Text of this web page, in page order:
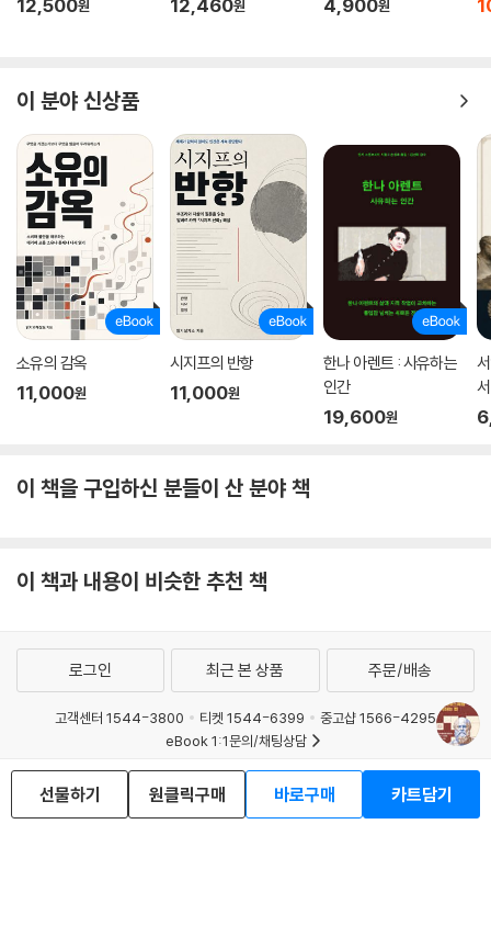
손에 잡히는 실체가 없어.”
안 뒤에 남을 대가를 계산하게 한다. 즉 이 책은 “좋은 질문을 하라”는 말을
크라테스처럼 생각하는 법』은 소크라테스를 아는 책이 아니다. 소크라테
떤 사람은 그와 단 몇 시간이라도 바꾸고 싶어 했는지 몸으로 납득하게 만
드는 책이다. 읽고 나면 더 많이 아는 사람이 되기보다 쉽게 휘둘리지 않는
사람이 되고 싶어진다. 좋은 철학책은 대개 여기서 갈린다. 지식을 남기느
냐, 기준을 남기느냐. 이 책은 분명 후자에 속한다.
소크라테스는 질문을 남긴 사람이다
이 책은 독자에게 쉽게 위로를 건네지 않는다. 대신 더 오래 가는 것을 준
다. 감정이 아니라 판단을 점검하는 법, 선동과 확신을 의심하는 법, 자기
생각과 한 걸음 거리를 두는 법, 두려움을 사실과 해석으로 나누어 보는 법.
그 질문들이 쌓일수록 독자는 삶을 덜 두려워하게 되고, 타인의 생각에 덜
테스는 답을 남긴 사람이 아니라 질문을 남긴 사람이다. 그리고 좋은 질문
12,500원 12,460원 4,900원
이 분야 신상품
소유의 감옥
11,000원
시지프의 반항
11,000원
한나 아렌트 : 사유하는
인간
19,600원
이 책을 구입하신 분들이 산 분야 책
이 책과 내용이 비슷한 추천 책
선물하기 원클릭구매 바로구매 카트담기
로그인 최근 본 상품 주문/배송
고객센터 1544-3800 티켓 1544-6399
중고샵 1566-4295
eBook 1:1문의/채팅상담
예스이십사(주) 사업자 정보
이용약관
개인정보처리방침
청소년보호정책